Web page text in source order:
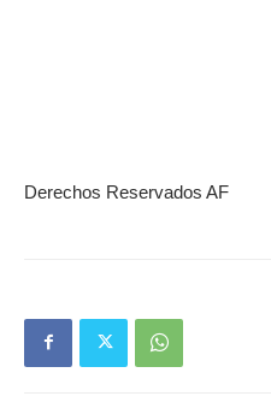
Derechos Reservados AF